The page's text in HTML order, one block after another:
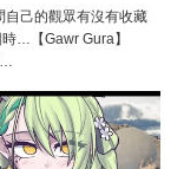
自己的觀眾有沒有收藏
…【Gawr Gura】